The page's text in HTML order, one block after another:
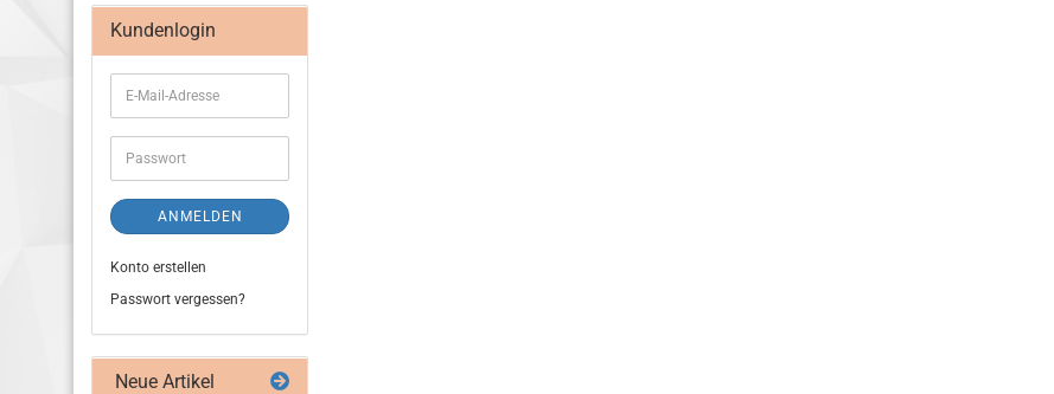
Kundenlogin
ANMELDEN
Konto erstellen
Passwort vergessen?
Neue Artikel